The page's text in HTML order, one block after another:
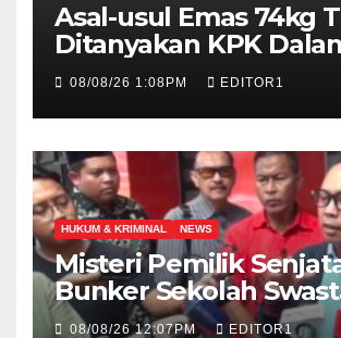
Asal-usul Emas 74kg
Ditanyakan KPK
Pemeriksaan Febrie
Adriansyah
08/08/26 1:08PM EDITOR1
HUKUM & KRIMINAL NEWS
Misteri Pemilik
Bunker Sekolah
Jakarta Selatan
08/08/26 12:07PM EDITOR1